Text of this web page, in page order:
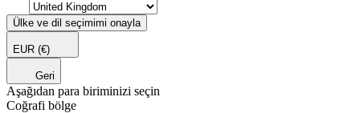
Ülke ve dil seçimimi onayla
EUR (€)
Geri
Aşağıdan para biriminizi seçin
Coğrafi bölge